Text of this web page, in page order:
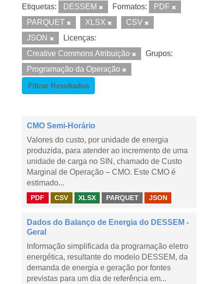
Etiquetas: DESSEM Formatos:
PDF
PARQUET
XLSX
CSV
JSON
Licenças:
Creative Commons Atribuição
Grupos:
Programação da Operação
Filtrar Resultados
CMO Semi-Horário
Valores do custo, por unidade de energia
produzida, para atender ao incremento de uma
unidade de carga no SIN, chamado de Custo
Marginal de Operação – CMO. Este CMO é
estimado...
PDF CSV XLSX PARQUET JSON
Dados do Balanço de Energia do DESSEM -
Geral
Informação simplificada da programação eletro
energética, resultante do modelo DESSEM, da
demanda de energia e geração por fontes
previstas para um dia de referência em...